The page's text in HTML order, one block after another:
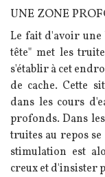
UNE ZONE
Le fait d'avoir une
tête" met les
s'établir à cet
de cache. Cette
dans les cours
profonds. Dans
truites au repos
stimulation est
creux et d'insister